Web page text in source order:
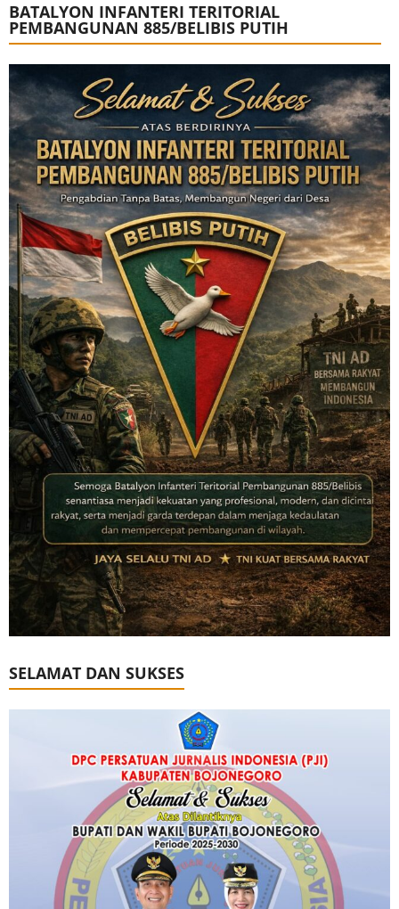
BATALYON INFANTERI TERITORIAL
PEMBANGUNAN 885/BELIBIS PUTIH
SELAMAT DAN SUKSES